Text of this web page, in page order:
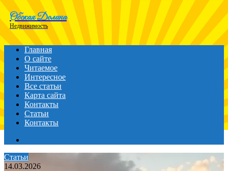
Menu
Обская Долина
Недвижимость
Главная
О сайте
Читаемое
Интересное
Все статьи
Карта сайта
Контакты
Статьи
Контакты
Статьи
14.03.2026